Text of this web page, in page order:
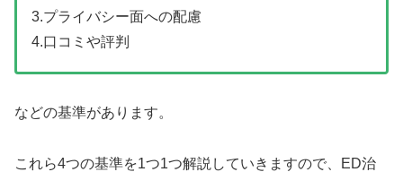
3.プライバシー面への配慮
4.口コミや評判
などの基準があります。
これら4つの基準を1つ1つ解説していきますので、ED治